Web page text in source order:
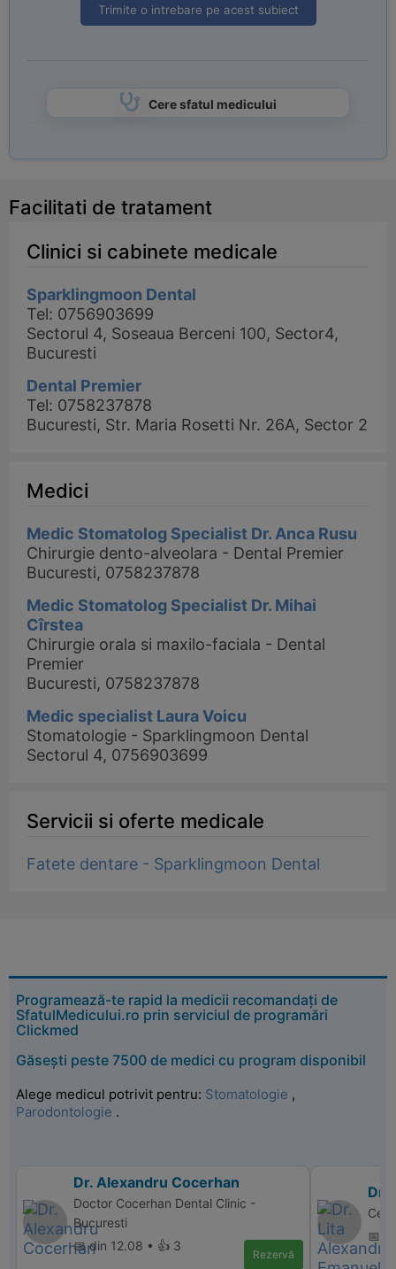
Trimite o intrebare pe acest subiect
Cere sfatul medicului
Facilitati de tratament
Clinici si cabinete medicale
Sparklingmoon Dental
Tel: 0756903699
Sectorul 4, Soseaua Berceni 100, Sector4,
Bucuresti
Dental Premier
Tel: 0758237878
Bucuresti, Str. Maria Rosetti Nr. 26A, Sector 2
Medici
Medic Stomatolog Specialist Dr. Anca Rusu
Chirurgie dento-alveolara - Dental Premier
Bucuresti, 0758237878
Medic Stomatolog Specialist Dr. Mihai
Cîrstea
Chirurgie orala si maxilo-faciala - Dental
Premier
Bucuresti, 0758237878
Medic specialist Laura Voicu
Stomatologie - Sparklingmoon Dental
Sectorul 4, 0756903699
Servicii si oferte medicale
Fatete dentare - Sparklingmoon Dental
Programează-te rapid la medicii recomandați de
SfatulMedicului.ro prin serviciul de programări
Clickmed
Găsești peste 7500 de medici cu program disponibil
Alege medicul potrivit pentru: Stomatologie ,
Parodontologie .
Dr. Alexandru Cocerhan
Doctor Cocerhan Dental Clinic -
Bucuresti
📅 din 12.08 • 👍 3
Rezervă
Dr.
📅